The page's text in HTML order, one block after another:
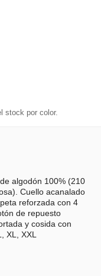
stock por color.
algodón 100% (210
Cuello acanalado
reforzada con 4
de repuesto
y cosida con
XL, XXL